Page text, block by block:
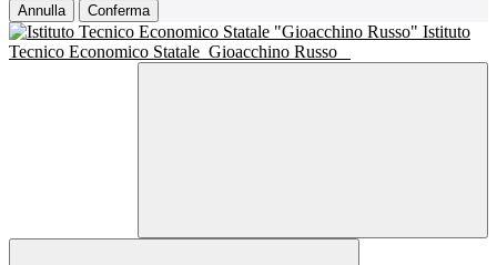
Annulla Conferma
Istituto
Tecnico Economico Statale Gioacchino Russo